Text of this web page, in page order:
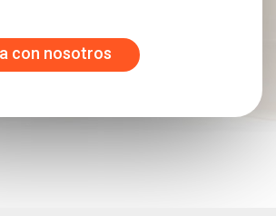
con nosotros